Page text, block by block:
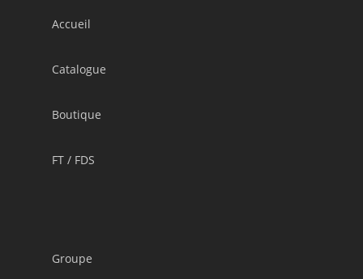
Accueil
Catalogue
Boutique
FT / FDS
Groupe